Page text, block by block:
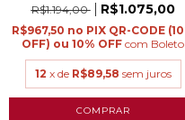
R$1.194,00 R$1.075,00
R$967,50
com Boleto
12 x de R$89,58 sem juros